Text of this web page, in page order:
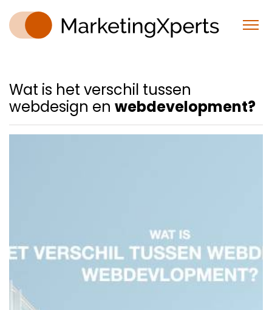
Wat is het verschil tussen
webdesign en webdevelopment?